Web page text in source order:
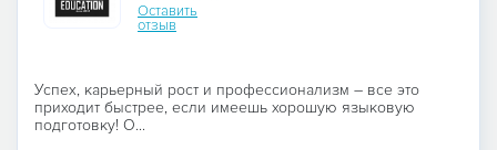
Оставить
отзыв
Успех, карьерный рост и профессионализм – все это
приходит быстрее, если имеешь хорошую языковую
подготовку! О...